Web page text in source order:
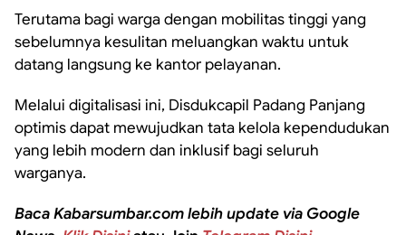
Terutama bagi warga dengan mobilitas tinggi yang
sebelumnya kesulitan meluangkan waktu untuk
datang langsung ke kantor pelayanan.
Melalui digitalisasi ini, Disdukcapil Padang Panjang
optimis dapat mewujudkan tata kelola kependudukan
yang lebih modern dan inklusif bagi seluruh
warganya.
Baca Kabarsumbar.com lebih update via Google